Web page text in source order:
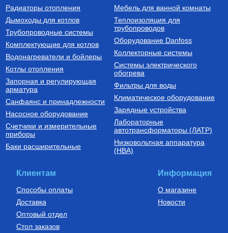
нагрева напольный из
нержавеющей стали STINOX F
500 л., арт.: 805F0050
127 190Руб.
Купить
Труба напорная из сшитого
полиэтилена с барьерным
слоем EVOH, тип PE-Xa
16(2.2) бухта 100 м,
VA1622.3.C.100
7 300Руб.
Котлы газовые настенные
Котел газовый настенный
одноконтурный Vitabel HF 32
63 890Руб.
Купить
Дымоходы для котлов DN 80
(традиционные)
Элемент дымохода DN80
Руб.
Купить
Радиаторы отопления
Дымоходы для котлов
Трубопроводные системы
Комплектующие для котлов
Водонагреватели и бойлеры
Котлы отопления
Запорная и регулирующая
арматура
Санфаянс и принадлежности
Насосное оборудование
Счетчики и измерительные
приборы
Баки расширительные
Мебель для ванной комнаты
Теплоизоляция для
трубопроводов
Оборудование Danfoss
Коллекторные системы
Системы электрического
обогрева
Фильтры для воды
Климатическое оборудование
Зарядные устройства
Лабораторные
автотрансформаторы (ЛАТР)
Низковольтная аппаратура
(НВА)
Клиентам
Способы оплаты
Доставка
Оптовый отдел
Стол заказов
Информация
О магазине
Новости